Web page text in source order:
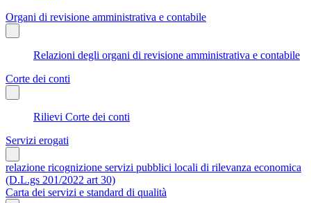
Organi di revisione amministrativa e contabile
Relazioni degli organi di revisione amministrativa e contabile
Corte dei conti
Rilievi Corte dei conti
Servizi erogati
relazione ricognizione servizi pubblici locali di rilevanza economica
(D.L.gs 201/2022 art 30)
Carta dei servizi e standard di qualità